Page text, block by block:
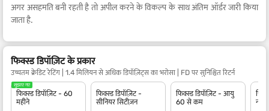
अगर असहमति बनी रहती है तो अपील करने के विकल्प के साथ अंतिम ऑर्डर जारी किया
जाता है.
फिक्स्ड डिपॉज़िट के प्रकार
उच्चतम क्रेडिट रेटिंग | 1.4 मिलियन से अधिक डिपॉज़िट्स का भरोसा | FD पर सुनिश्चित रिटर्न
सुझाए गए
फिक्स्ड डिपॉज़िट - 60
महीने
फिक्स्ड डिपॉज़िट -
सीनियर सिटीज़न
फिक्स्ड डिपॉज़िट - आयु
60 से कम